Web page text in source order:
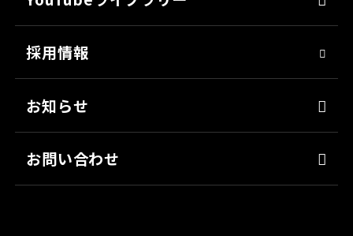
シーリング・接着剤
クリーナー・脱脂剤
社会貢献
人材育成
アスリート社員
職場環境
採用情報
お知らせ
お問い合わせ